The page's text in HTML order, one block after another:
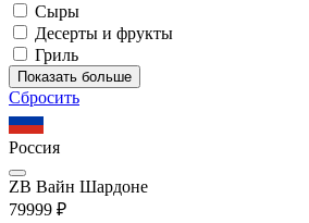
Сыры
Десерты и фрукты
Гриль
Показать больше
Сбросить
Россия
ZB Вайн Шардоне
79999 ₽